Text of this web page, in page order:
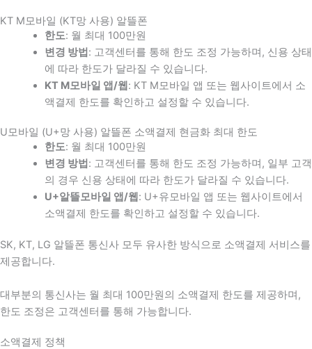
KT M모바일 (KT망 사용) 알뜰폰
한도: 월 최대 100만원
변경 방법 : 고객센터를 통해 한도 조정 가능하며, 신용 상태
에 따라 한도가 달라질 수 있습니다.
KT M모바일 앱/웹 : KT M모바일 앱 또는 웹사이트에서 소
액결제 한도를 확인하고 설정할 수 있습니다.
U모바일 (U+망 사용) 알뜰폰 소액결제 현금화 최대 한도
한도: 월 최대 100만원
변경 방법 : 고객센터를 통해 한도 조정 가능하며, 일부 고객
의 경우 신용 상태에 따라 한도가 달라질 수 있습니다.
U+알뜰모바일 앱/웹 : U+유모바일 앱 또는 웹사이트에서
소액결제 한도를 확인하고 설정할 수 있습니다.
SK, KT, LG 알뜰폰 통신사 모두 유사한 방식으로 소액결제 서비스를
제공합니다.
대부분의 통신사는 월 최대 100만원의 소액결제 한도를 제공하며,
한도 조정은 고객센터를 통해 가능합니다.
소액결제 정책